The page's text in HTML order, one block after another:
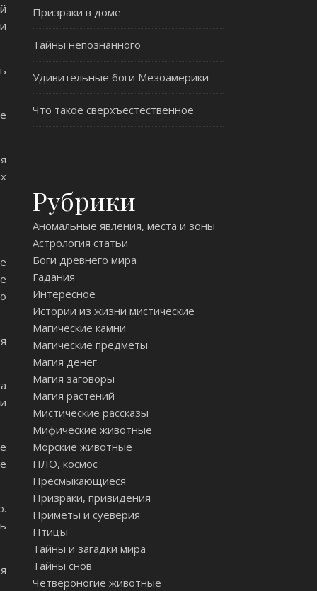
Призраки в доме
Тайны непознанного
Удивительные боги Мезоамерики
Что такое сверхъестественное
Рубрики
Аномальные явления, места и зоны
Астрология статьи
Боги древнего мира
Гадания
Интересное
Истории из жизни мистические
Магические камни
Магические предметы
Магия денег
Магия заговоры
Магия растений
Мистические рассказы
Мифические животные
Морские животные
НЛО, космос
Пресмыкающиеся
Призраки, привидения
Приметы и суеверия
Птицы
Тайны и загадки мира
Тайны снов
Четвероногие животные